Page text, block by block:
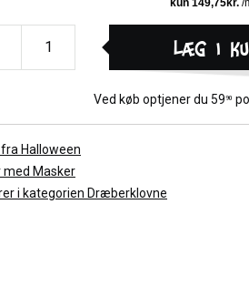
Læg i
Ved køb optjener du 5990
Halloween
med Masker
i kategorien Dræberklovne